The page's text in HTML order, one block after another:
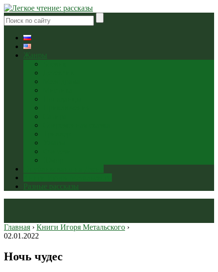
Жанры
Разные рассказы
Главная › Книги Игоря Метальского ›
02.01.2022
Ночь чудес